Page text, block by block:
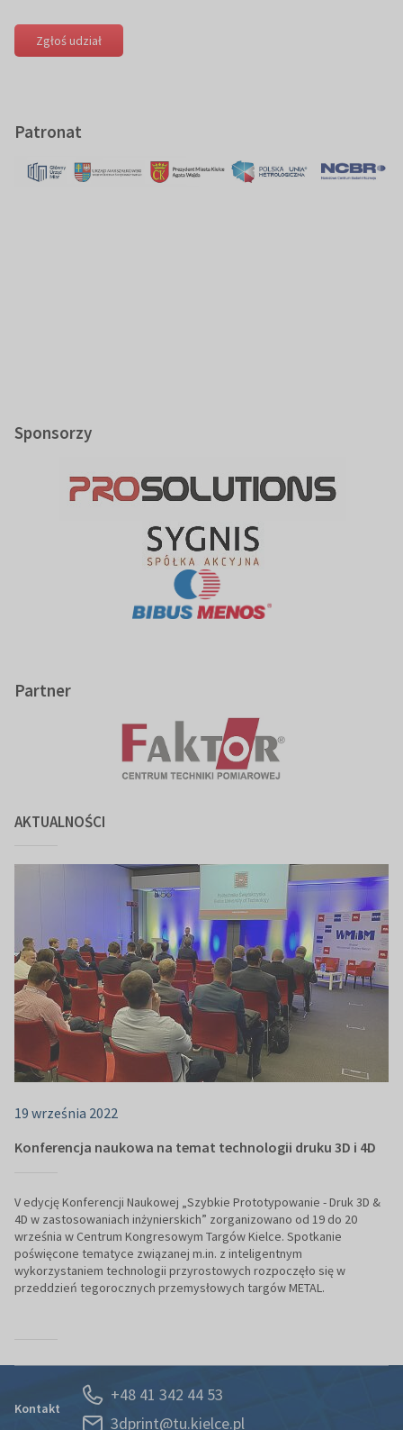
Zgłoś udział
Patronat
Sponsorzy
Partner
AKTUALNOŚCI
19 września 2022
Konferencja naukowa na temat technologii druku 3D i 4D
V edycję Konferencji Naukowej „Szybkie Prototypowanie - Druk 3D &
4D w zastosowaniach inżynierskich” zorganizowano od 19 do 20
września w Centrum Kongresowym Targów Kielce. Spotkanie
poświęcone tematyce związanej m.in. z inteligentnym
wykorzystaniem technologii przyrostowych rozpoczęło się w
przeddzień tegorocznych przemysłowych targów METAL.
Kontakt
+48 41 342 44 53
3dprint@tu.kielce.pl